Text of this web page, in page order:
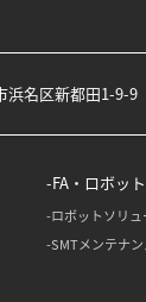
浜名区新都田1-9-9
FA・ロボッ
ロボットソリ
SMTメンテナ